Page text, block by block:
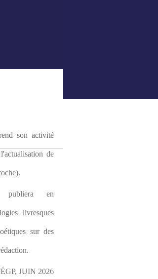
son activité
de
publiera en
livresques
sur des
JUIN 2026